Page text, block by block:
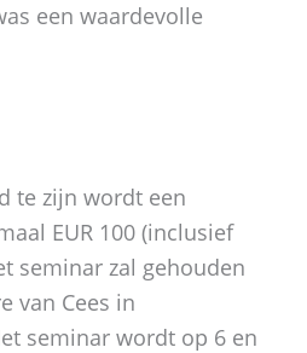
een waardevolle
te zijn wordt een
EUR 100 (inclusief
seminar zal gehouden
van Cees in
seminar wordt op 6 en